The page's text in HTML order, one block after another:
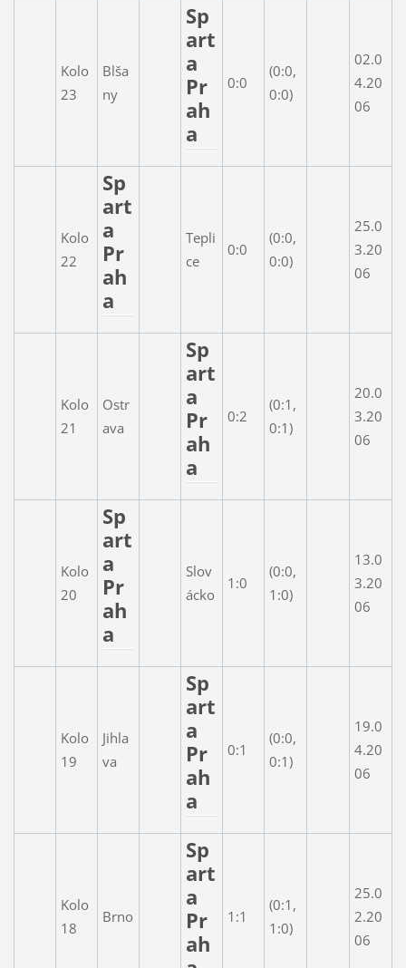
Kolo
23
Blša
ny
Sp
art
a
Pr
ah
a
0:0
(0:0,
0:0)
02.0
4.20
06
Kolo
22
Sp
art
a
Pr
ah
a
Tepli
ce
0:0
(0:0,
0:0)
25.0
3.20
06
Kolo
21
Ostr
ava
Sp
art
a
Pr
ah
a
0:2
(0:1,
0:1)
20.0
3.20
06
Kolo
20
Sp
art
a
Pr
ah
a
Slov
ácko
1:0
(0:0,
1:0)
13.0
3.20
06
Kolo
19
Jihla
va
Sp
art
a
Pr
ah
a
0:1
(0:0,
0:1)
19.0
4.20
06
Kolo
18
Brno
Sp
art
a
Pr
ah
1:1
(0:1,
1:0)
25.0
2.20
06